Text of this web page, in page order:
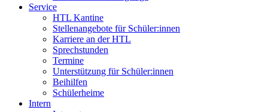
Service
HTL Kantine
Stellenangebote für Schüler:innen
Karriere an der HTL
Sprechstunden
Termine
Unterstützung für Schüler:innen
Beihilfen
Schülerheime
Intern